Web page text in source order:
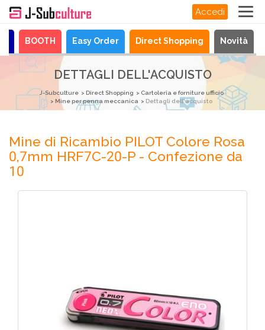
Accedi
BOOTH Easy Order Direct Shopping Novità
DETTAGLI DELL'ACQUISTO
J-Subculture Direct Shopping
Cartoleria e forniture ufficio
Mine per penna meccanica
Dettagli dell'acquisto
Mine di Ricambio PILOT Colore Rosa
0,7mm HRF7C-20-P - Confezione da
10